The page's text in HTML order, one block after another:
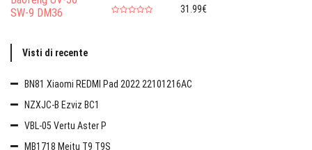
31.99€
Visti di recente
BN81 Xiaomi REDMI Pad 2022 22101216AC
NZXJC-B Ezviz BC1
VBL-05 Vertu Aster P
MB1718 Meitu T9 T9S